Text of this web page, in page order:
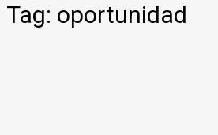
Tag: oportunidad